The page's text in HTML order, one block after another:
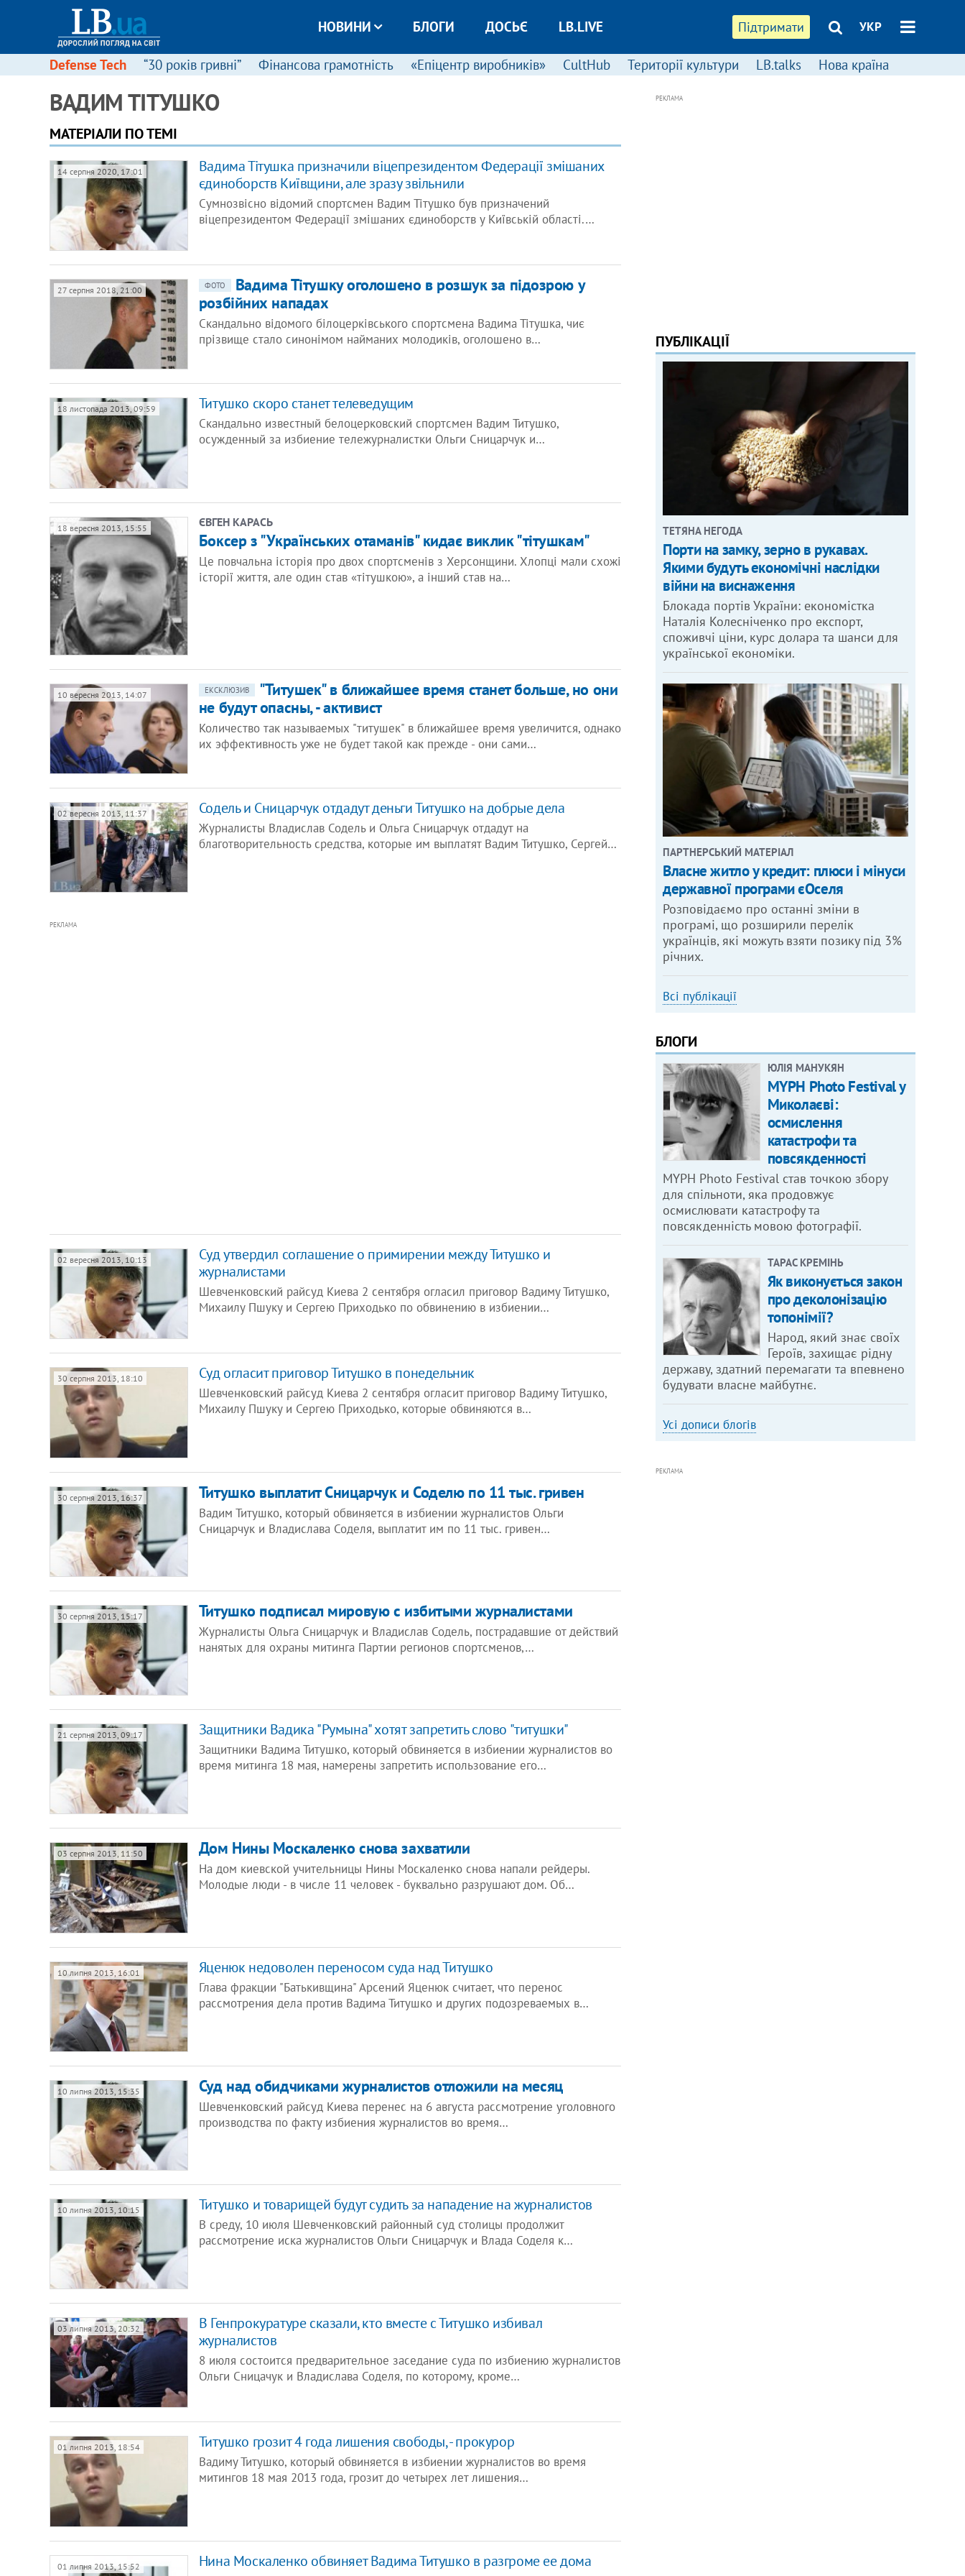
Підтримати УКР
НОВИНИ БЛОГИ ДОСЬЄ LB.LIVE
Defense Tech “30 років гривні” Фінансова грамотність «Епіцентр виробників» CultHub Території культури LB.talks Нова країна
ВАДИМ ТІТУШКО
МАТЕРІАЛИ ПО ТЕМІ
14 серпня 2020, 17:01
Вадима Тітушка призначили віцепрезидентом Федерації змішаних
єдиноборств Київщини, але зразу звільнили
Сумнозвісно відомий спортсмен Вадим Тітушко був призначений
віцепрезидентом Федерації змішаних єдиноборств у Київській області.…
27 серпня 2018, 21:00 ФОТО
Вадима Тітушку оголошено в розшук за підозрою у
розбійних нападах
Скандально відомого білоцерківського спортсмена Вадима Тітушка, чиє
прізвище стало синонімом найманих молодиків, оголошено в…
18 листопада 2013, 09:59 Титушко скоро станет телеведущим
Скандально известный белоцерковский спортсмен Вадим Титушко,
осужденный за избиение тележурналистки Ольги Сницарчук и…
ЄВГЕН КАРАСЬ
Боксер з "Українських отаманів" кидає виклик "тітушкам"
Це повчальна історія про двох спортсменів з Херсонщини. Хлопці мали схожі
історії життя, але один став «тітушкою», а інший став на…
18 вересня 2013, 15:55
10 вересня 2013, 14:07 ЕКСКЛЮЗИВ
"Титушек" в ближайшее время станет больше, но они
не будут опасны, - активист
Количество так называемых "титушек" в ближайшее время увеличится, однако
их эффективность уже не будет такой как прежде - они сами…
02 вересня 2013, 11:37 Содель и Сницарчук отдадут деньги Титушко на добрые дела
Журналисты Владислав Содель и Ольга Сницарчук отдадут на
благотворительность средства, которые им выплатят Вадим Титушко, Сергей…
РЕКЛАМА
02 вересня 2013, 10:13
Суд утвердил соглашение о примирении между Титушко и
журналистами
Шевченковский райсуд Киева 2 сентября огласил приговор Вадиму Титушко,
Михаилу Пшуку и Сергею Приходько по обвинению в избиении…
30 серпня 2013, 18:10 Суд огласит приговор Титушко в понедельник
Шевченковский райсуд Киева 2 сентября огласит приговор Вадиму Титушко,
Михаилу Пшуку и Сергею Приходько, которые обвиняются в…
30 серпня 2013, 16:37 Титушко выплатит Сницарчук и Соделю по 11 тыс. гривен
Вадим Титушко, который обвиняется в избиении журналистов Ольги
Сницарчук и Владислава Соделя, выплатит им по 11 тыс. гривен…
30 серпня 2013, 15:17 Титушко подписал мировую с избитыми журналистами
Журналисты Ольга Сницарчук и Владислав Содель, пострадавшие от действий
нанятых для охраны митинга Партии регионов спортсменов,…
21 серпня 2013, 09:17 Защитники Вадика "Румына" хотят запретить слово "титушки"
Защитники Вадима Титушко, который обвиняется в избиении журналистов во
время митинга 18 мая, намерены запретить использование его…
03 серпня 2013, 11:50 Дом Нины Москаленко снова захватили
На дом киевской учительницы Нины Москаленко снова напали рейдеры.
Молодые люди - в числе 11 человек - буквально разрушают дом. Об…
10 липня 2013, 16:01 Яценюк недоволен переносом суда над Титушко
Глава фракции "Батькивщина" Арсений Яценюк считает, что перенос
рассмотрения дела против Вадима Титушко и других подозреваемых в…
10 липня 2013, 15:35 Суд над обидчиками журналистов отложили на месяц
Шевченковский райсуд Киева перенес на 6 августа рассмотрение уголовного
производства по факту избиения журналистов во время…
10 липня 2013, 10:15 Титушко и товарищей будут судить за нападение на журналистов
В среду, 10 июля Шевченковский районный суд столицы продолжит
рассмотрение иска журналистов Ольги Сницарчук и Влада Соделя к…
03 липня 2013, 20:32
В Генпрокуратуре сказали, кто вместе с Титушко избивал
журналистов
8 июля состоится предварительное заседание суда по избиению журналистов
Ольги Сницачук и Владислава Соделя, по которому, кроме…
01 липня 2013, 18:54 Титушко грозит 4 года лишения свободы, - прокурор
Вадиму Титушко, который обвиняется в избиении журналистов во время
митингов 18 мая 2013 года, грозит до четырех лет лишения…
01 липня 2013, 15:52 Нина Москаленко обвиняет Вадима Титушко в разгроме ее дома
РЕКЛАМА
ПУБЛІКАЦІЇ
ТЕТЯНА НЕГОДА
Порти на замку, зерно в рукавах.
Якими будуть економічні наслідки
війни на виснаження
Блокада портів України: економістка
Наталія Колесніченко про експорт,
споживчі ціни, курс долара та шанси для
української економіки.
ПАРТНЕРСЬКИЙ МАТЕРІАЛ
Власне житло у кредит: плюси і мінуси
державної програми єОселя
Розповідаємо про останні зміни в
програмі, що розширили перелік
українців, які можуть взяти позику під 3%
річних.
Всі публікації
БЛОГИ
ЮЛІЯ МАНУКЯН
MYPH Photo Festival у
Миколаєві:
осмислення
катастрофи та
повсякденності
MYPH Photo Festival став точкою збору
для спільноти, яка продовжує
осмислювати катастрофу та
повсякденність мовою фотографії.
ТАРАС КРЕМІНЬ
Як виконується закон
про деколонізацію
топонімії?
Народ, який знає своїх
Героїв, захищає рідну
державу, здатний перемагати та впевнено
будувати власне майбутнє.
Усі дописи блогів
РЕКЛАМА